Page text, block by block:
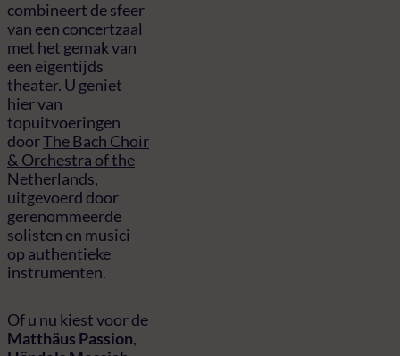
combineert de sfeer
van een concertzaal
met het gemak van
een eigentijds
theater. U geniet
hier van
topuitvoeringen
doorThe Bach Choir
& Orchestra of the
Netherlands,
uitgevoerd door
gerenommeerde
solisten en musici
op authentieke
instrumenten.
Of u nu kiest voor de
Matthäus Passion,